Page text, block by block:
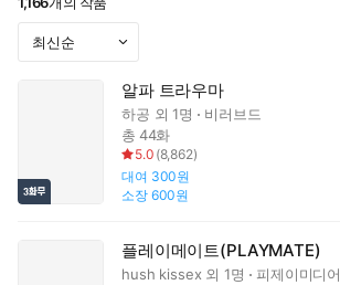
알파 트라우마
하공 외 1명
비러브드
총 44화
5.0 (8,862)
대여 300원
소장 600원
플레이메이트(PLAYMATE)
hush kissex 외 1명
피제이미디어